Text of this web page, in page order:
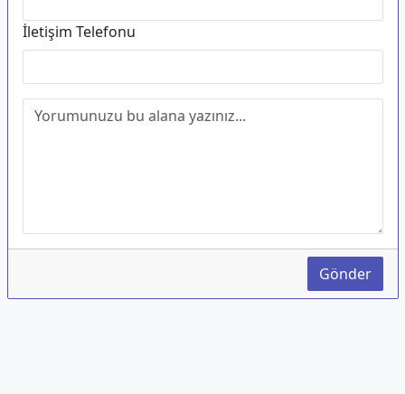
İletişim Telefonu
Gönder